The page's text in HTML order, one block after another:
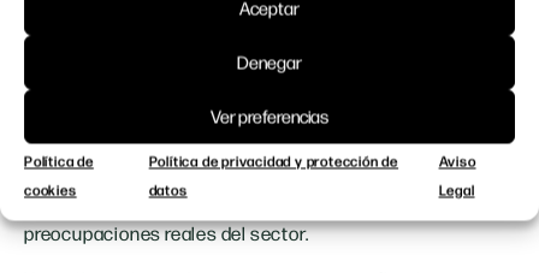
Aceptar
Denegar
Ver preferencias
Política de
cookies
Política de privacidad y protección de
datos
Aviso
Legal
Pero el valor de LinkedIn no está en publicar mucho, está
en
Las empresas industriales que mejor funcionan en
LinkedIn no son las más activas. Son las que generan
contenido útil, específico y alineado con las
preocupaciones reales del sector.